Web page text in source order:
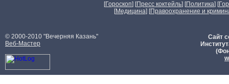
[Гороскоп] [Пресс коктейль] [Политика] [
[Медицина] [Правоохранение и
© 2000-2010 "Вечерняя Казань"
Веб-Мастер
Сайт